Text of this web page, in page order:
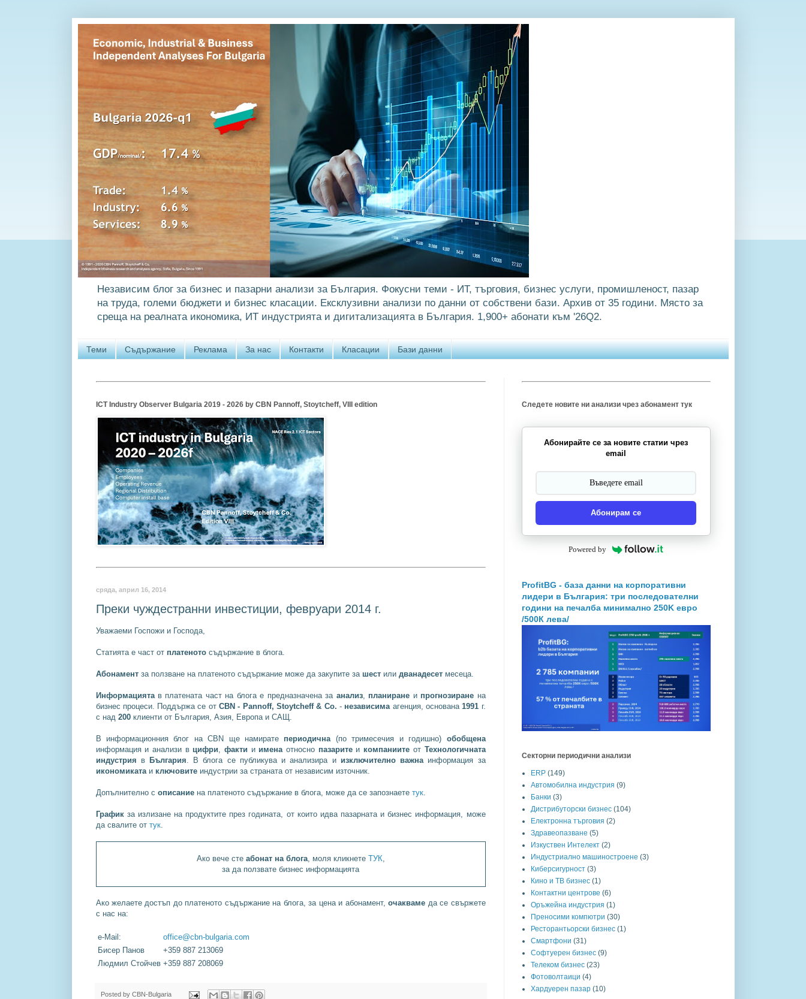
Независим блог за бизнес и пазарни анализи за България. Фокусни теми - ИТ, търговия, бизнес услуги, промишленост, пазар
на труда, големи бюджети и бизнес класации. Ексклузивни анализи по данни от собствени бази. Архив от 35 години. Място за
среща на реалната икономика, ИТ индустрията и дигитализацията в България. 1,900+ абонати към '26Q2.
Теми Съдържание Реклама За нас Контакти Класации Бази данни
ICT Industry Observer Bulgaria 2019 - 2026 by CBN Pannoff, Stoytcheff, VIII edition
сряда, април 16, 2014
Преки чуждестранни инвестиции, февруари 2014 г.
Уважаеми Госпожи и Господа,
Статията е част от платенотосъдържание в блога.
Абонаментза ползване на платеното съдържание може да закупите за шестили дванадесетмесеца.
Информациятав платената част на блога е предназначена за анализ, планиране и прогнозиране на
бизнес процеси. Поддържа се отCBN - Pannoff, Stoytcheff & Co. - независимаагенция, основана1991 г.
с над 200клиенти от България, Азия, Европа и САЩ.
В информационния блог на CBN ще намирате периодична(по тримесечия и годишно) обобщена
информация и анализи в цифри, факти и именаотносно пазаритеи компаниите от Технологичната
индустрия в България. В блога се публикува и анализира и изключително важнаинформация за
икономикатаи ключовитеиндустрии за страната от независим източник.
Допълнително с описание на платеното съдържание в блога, може да се запознаете тук.
Графикза излизане на продуктите през годината, от които идва пазарната и бизнес информация, може
да свалите от тук.
Ако вече сте абонат на блога, моля кликнете ТУК,
за да ползвате бизнес информацията
Ако желаете достъп до платеното съдържание на блога, за цена и абонамент,очакваме да се свържете
с нас на:
e-Mail:
office@cbn-bulgaria.com
Бисер Панов
+359 887 213069
Людмил Стойчев +359 887 208069
Posted by CBN-Bulgaria
Следете новите ни анализи чрез абонамент тук
Абонирайте се за новите статии чрез
email
Абонирам се
Powered by
ProfitBG - база данни на корпоративни
лидери в България: три последователни
години на печалба минимално 250K евро
/500К лева/
Секторни периодични анализи
ERP (149)
Автомобилна индустрия (9)
Банки (3)
Дистрибуторски бизнес (104)
Електронна търговия (2)
Здравеопазване (5)
Изкуствен Интелект (2)
Индустриално машиностроене (3)
Киберсигурност (3)
Кино и ТВ бизнес (1)
Контактни центрове (6)
Оръжейна индустрия (1)
Преносими компютри (30)
Ресторантьорски бизнес (1)
Смартфони (31)
Софтуерен бизнес (9)
Телеком бизнес (23)
Фотоволтаици (4)
Хардуерен пазар (10)